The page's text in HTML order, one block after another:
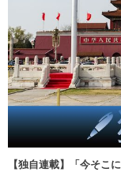
【独自連載】「今そこ